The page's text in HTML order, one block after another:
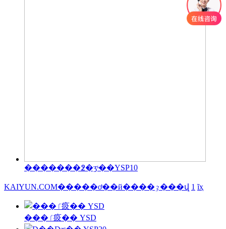
�������߶�ӡˢ��YSP10
KAIYUN.COM�����ơ��й����ٷ���վ 1 ĩҳ
���ٵ㽺�� YSD